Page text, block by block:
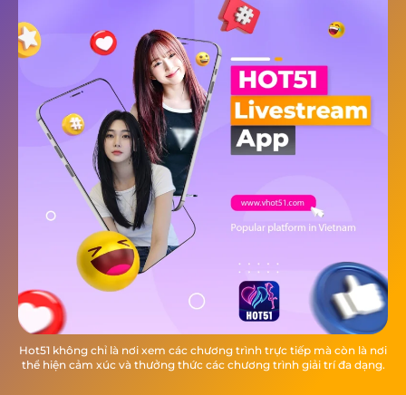
Hot51 không chỉ là nơi xem các chương trình trực tiếp mà còn là nơi
thể hiện cảm xúc và thưởng thức các chương trình giải trí đa dạng.